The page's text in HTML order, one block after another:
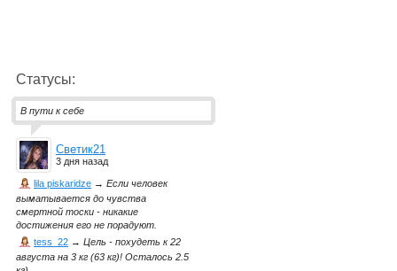
Статусы:
В пути к себе
Светик21
3 дня назад
lila piskaridze → Если человек
выматывается до чувства
смертной тоски - никакие
достижения его не порадуют.
tess_22 → Цель - похудеть к 22
августа на 3 кг (63 кг)! Осталось 2.5